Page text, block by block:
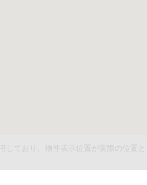
ており、物件表示位置が実際の位置と